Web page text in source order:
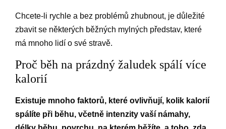
Chcete-li rychle a bez problémů zhubnout, je důležité
zbavit se některých běžných mylných představ, které
má mnoho lidí o své stravě.
Proč běh na prázdný žaludek spálí více
kalorií
Existuje mnoho faktorů, které ovlivňují, kolik kalorií
spálíte při běhu, včetně intenzity vaší námahy,